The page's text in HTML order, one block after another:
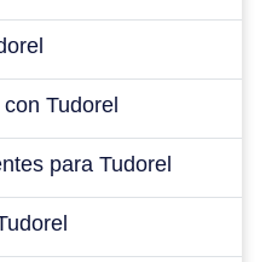
Tudorel
para Tudorel